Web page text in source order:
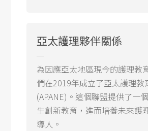
亞太護理夥伴關係
為因應亞太地區現今的護理教
們在2019年成立了亞太護理教
(APANE)。這個聯盟提供了一
生創新教育，進而培養未來護
導人。